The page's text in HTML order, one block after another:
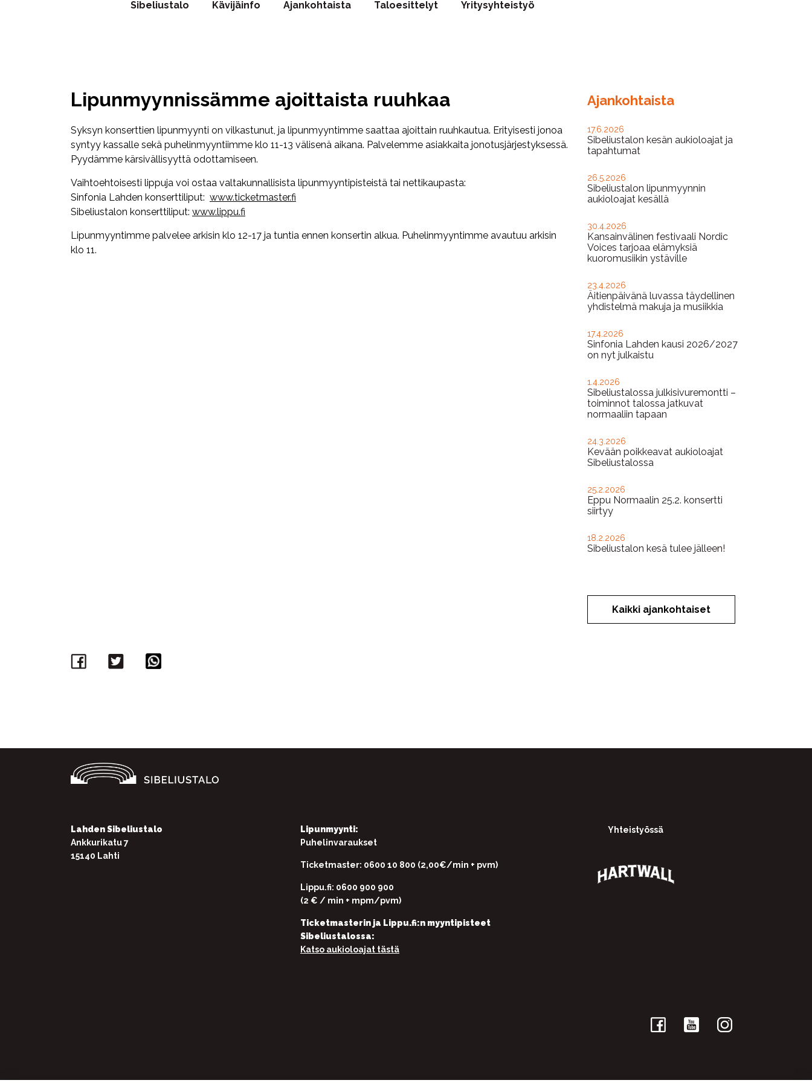
Sibeliustalo Kävijäinfo Ajankohtaista Taloesittelyt Yritysyhteistyö
Lipunmyynnissämme ajoittaista ruuhkaa
Syksyn konserttien lipunmyynti on vilkastunut, ja lipunmyyntimme saattaa ajoittain ruuhkautua. Erityisesti jonoa
syntyy kassalle sekä puhelinmyyntiimme klo 11-13 välisenä aikana. Palvelemme asiakkaita jonotusjärjestyksessä.
Pyydämme kärsivällisyyttä odottamiseen.
Vaihtoehtoisesti lippuja voi ostaa valtakunnallisista lipunmyyntipisteistä tai nettikaupasta:
Sinfonia Lahden konserttiliput: www.ticketmaster.fi
Sibeliustalon konserttiliput: www.lippu.fi
Lipunmyyntimme palvelee arkisin klo 12-17 ja tuntia ennen konsertin alkua. Puhelinmyyntimme avautuu arkisin
klo 11.
Ajankohtaista
17.6.2026
Sibeliustalon kesän aukioloajat ja
tapahtumat
26.5.2026
Sibeliustalon lipunmyynnin
aukioloajat kesällä
30.4.2026
Kansainvälinen festivaali Nordic
Voices tarjoaa elämyksiä
kuoromusiikin ystäville
23.4.2026
Äitienpäivänä luvassa täydellinen
yhdistelmä makuja ja musiikkia
17.4.2026
Sinfonia Lahden kausi 2026/2027
on nyt julkaistu
1.4.2026
Sibeliustalossa julkisivuremontti –
toiminnot talossa jatkuvat
normaaliin tapaan
24.3.2026
Kevään poikkeavat aukioloajat
Sibeliustalossa
25.2.2026
Eppu Normaalin 25.2. konsertti
siirtyy
18.2.2026
Sibeliustalon kesä tulee jälleen!
Kaikki ajankohtaiset
Facebook
Twitter
Lahden Sibeliustalo
Ankkurikatu 7
15140 Lahti
Lipunmyynti:
Puhelinvaraukset
Ticketmaster: 0600 10 800 (2,00€/min + pvm)
Lippu.fi: 0600 900 900
(2 € / min + mpm/pvm)
Ticketmasterin ja Lippu.fi:n myyntipisteet
Sibeliustalossa:
Katso aukioloajat tästä
Yhteistyössä